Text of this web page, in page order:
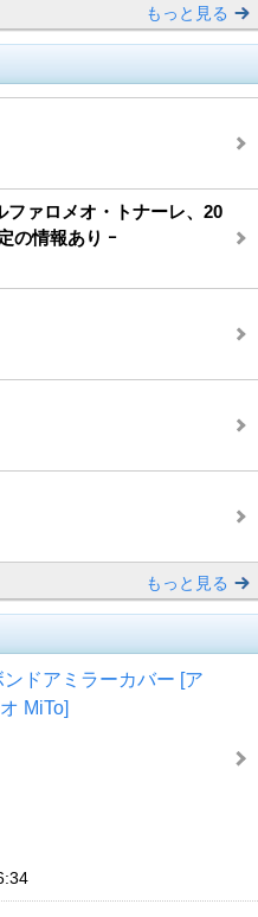
もっと見る
ァロメオ・トナーレ、20
の情報あり ｰ
もっと見る
ドアミラーカバー [ア
MiTo]